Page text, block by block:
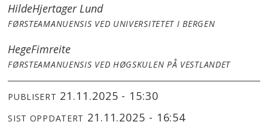
HildeHjertager Lund
FØRSTEAMANUENSIS VED UNIVERSITETET I BERGEN
HegeFimreite
FØRSTEAMANUENSIS VED HØGSKULEN PÅ VESTLANDET
PUBLISERT 21.11.2025 - 15:30
SIST OPPDATERT 21.11.2025 - 16:54